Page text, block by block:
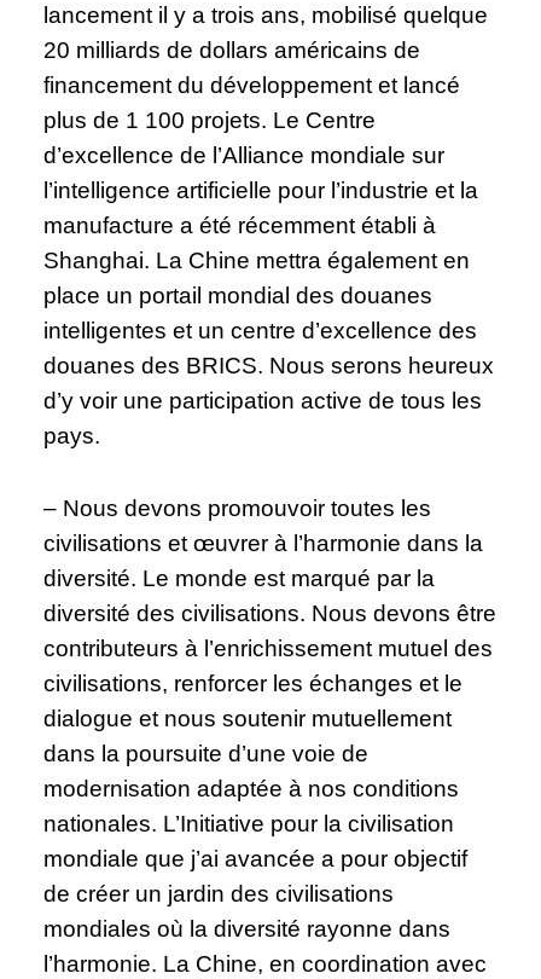
lancement il y a trois ans, mobilisé quelque
20 milliards de dollars américains de
financement du développement et lancé
plus de 1 100 projets. Le Centre
d’excellence de l’Alliance mondiale sur
l’intelligence artificielle pour l’industrie et la
manufacture a été récemment établi à
Shanghai. La Chine mettra également en
place un portail mondial des douanes
intelligentes et un centre d’excellence des
douanes des BRICS. Nous serons heureux
d’y voir une participation active de tous les
pays.
– Nous devons promouvoir toutes les
civilisations et œuvrer à l’harmonie dans la
diversité. Le monde est marqué par la
diversité des civilisations. Nous devons être
contributeurs à l’enrichissement mutuel des
civilisations, renforcer les échanges et le
dialogue et nous soutenir mutuellement
dans la poursuite d’une voie de
modernisation adaptée à nos conditions
nationales. L’Initiative pour la civilisation
mondiale que j’ai avancée a pour objectif
de créer un jardin des civilisations
mondiales où la diversité rayonne dans
l’harmonie. La Chine, en coordination avec